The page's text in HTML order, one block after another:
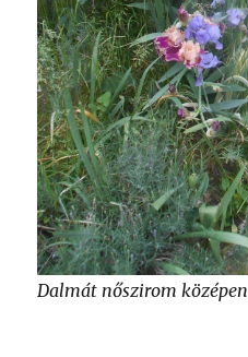
Dalmát nőszirom középen